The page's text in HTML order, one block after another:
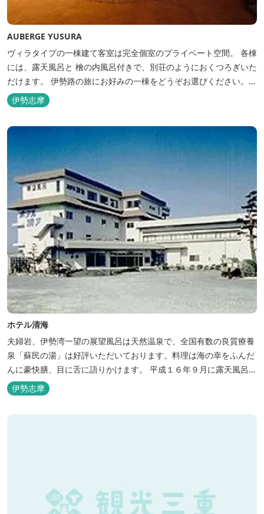
AUBERGE YUSURA
ヴィラタイプの一棟建て客室は完全個室のプライベート空間。 各棟
には、露天風呂と 檜の内風呂付きで、別荘のようにおくつろぎいた
だけます。 伊勢路の旅にお好みの一棟をどうぞお選びください。
「AUBERGE YUSURA」が大切にしていること それは、小さな宿な
らではの「ひと手間」のおもてなし。 「居・食・充」を満たし、皆
伊勢志摩
ホテル清海
夫婦岩、伊勢湾一望の展望風呂は天然温泉で、全国有数の良質療養
泉「蘇民の湯」は好評いただいております。料理は海の幸をふんだ
んに豪快膳、目に舌に語りかけます。 平成１６年９月に露天風呂が
オープンしました。
伊勢志摩